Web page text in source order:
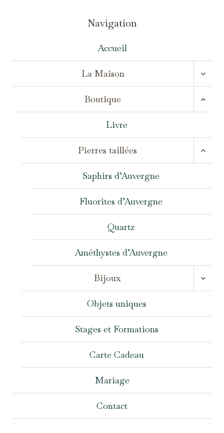
Navigation
Accueil
La Maison
MENU
Boutique
MENU
Livre
Pierres taillées
MENU
Saphirs d’Auvergne
Fluorites d’Auvergne
Quartz
Améthystes d’Auvergne
Bijoux
MENU
Objets uniques
Stages et Formations
Carte Cadeau
Mariage
Contact